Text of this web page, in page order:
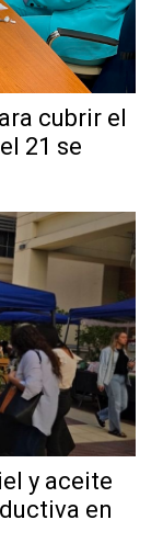
cubrir el
21 se
y aceite
en